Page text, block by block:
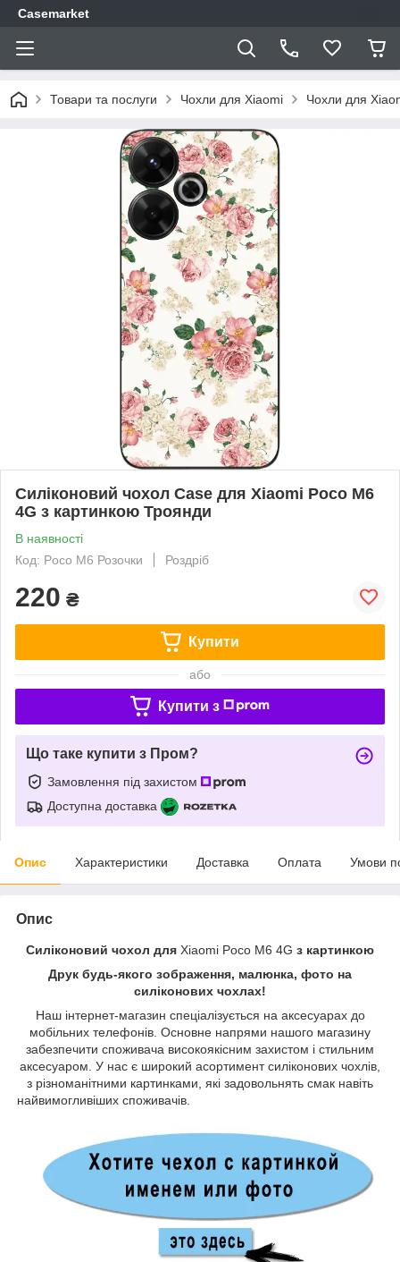
Casemarket
Товари та послуги Чохли для Xiaomi Чохли для
Силіконовий чохол Case для Xiaomi Poco M6
4G з картинкою Троянди
В наявності
Код: Poco M6 Розочки
Роздріб
220 ₴
Купити
або
Купити з
Що таке купити з Пром?
Замовлення під захистом
Доступна доставка
Опис Характеристики Доставка Оплата Умови
Опис
Силіконовий чохол для Xiaomi Poco M6 4G з картинкою
Друк будь-якого зображення, малюнка, фото на
силіконових чохлах!
Наш інтернет-магазин спеціалізується на аксесуарах до
мобільних телефонів. Основне напрями нашого магазину
забезпечити споживача високоякісним захистом і стильним
аксесуаром. У нас є широкий асортимент силіконових чохлів,
з різноманітними картинками, які задовольнять смак навіть
найвимогливіших споживачів.